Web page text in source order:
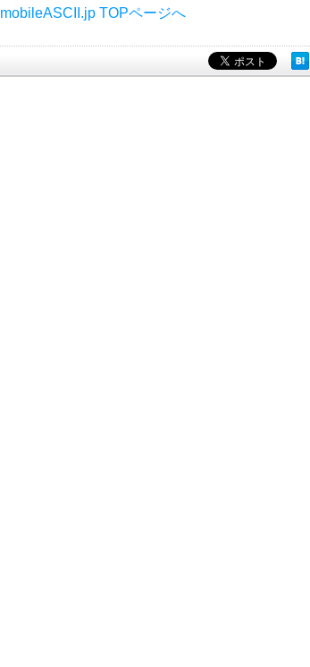
mobileASCII.jp TOPページへ